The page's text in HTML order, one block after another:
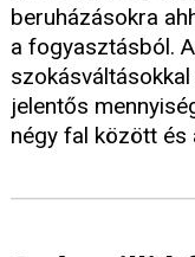
beruházásokra
a fogyasztásból.
jelentős
négy fal között és